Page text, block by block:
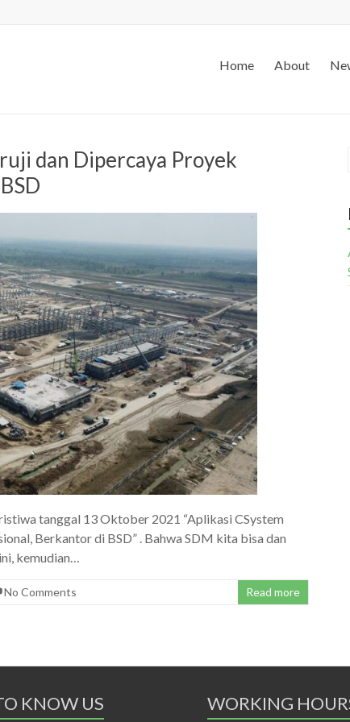
Home About
dan Dipercaya Proyek
tanggal 13 Oktober 2021 “Aplikasi CSystem
Berkantor di BSD” . Bahwa SDM kita bisa dan
kemudian…
No Comments Read more
KNOW US WORKING